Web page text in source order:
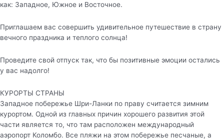
как: Западное, Южное и Восточное.
Приглашаем вас совершить удивительное путешествие в страну
вечного праздника и теплого солнца!
Проведите свой отпуск так, что бы позитивные эмоции остались
у вас надолго!
КУРОРТЫ СТРАНЫ
Западное побережье Шри-Ланки по праву считается зимним
курортом. Одной из главных причин хорошего развития этой
части является то, что там расположен международный
аэропорт Коломбо. Все пляжи на этом побережье песчаные, а